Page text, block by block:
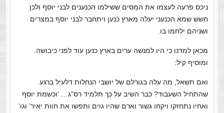
ניכס פרעה לעצמו את המִסים ששילמו הכנענים לבני יוסף ולכן
חשש שמא הכנעני יעלה מארץ כנען ויתחבר לבני יוסף במצרים
ושניהם ילחמו בו.
מכאן למדנו כי היו למנשה ערים בארץ כנען עוד לפני כיבושה.
ומוסיף קיל:
ואם תשאל, מה עלה בגורלם של יושבי הנחלות דלעיל ברגע
שהתחיל השעבוד? כבר השיב על כך תלמיד רס”ג… ‘וכשמת יוסף
ואחיו נתחזקו ויקחו גשור וארם שהיו גוים ותפשו את חוות יאיר’ וגו’